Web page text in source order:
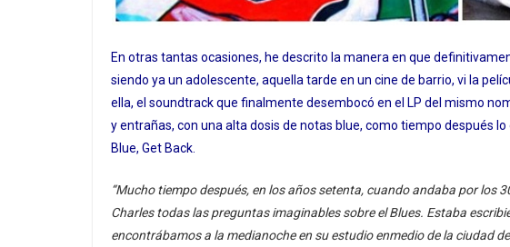
En otras tantas ocasiones, he descrito la manera en que
siendo ya un adolescente, aquella tarde en un cine de barrio, vi la
ella, el soundtrack que finalmente desembocó en el LP del mismo
y entrañas, con una alta dosis de notas blue, como tiempo después lo
Blue, Get Back.
“Mucho tiempo después, en los años setenta, cuando andaba por los
Charles todas las preguntas imaginables sobre el Blues. Estaba
encontrábamos a la medianoche en su estudio enmedio de la ciudad